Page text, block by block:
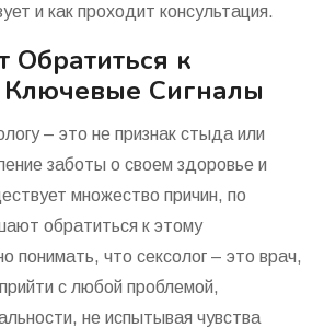
и как проходит консультация.
Обратиться к
Ключевые Сигналы
– это не признак стыда или
заботы о своем здоровье и
множество причин, по
обратиться к этому
понимать, что сексолог – это врач,
с любой проблемой,
не испытывая чувства